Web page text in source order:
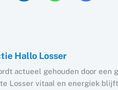
Hallo Losser
actueel gehouden door een
Losser vitaal en energiek